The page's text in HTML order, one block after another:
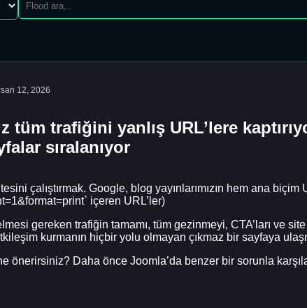
12, 2026
tüm trafiğini yanlış URL’lere
sıralanıyor
çalıştırmak. Google, blog yayınlarımızın hem ana
içeren URL’ler)
gereken trafiğin tamamı, tüm gezinmeyi, CTA’ları ve
kurmanın hiçbir yolu olmayan çıkmaz bir sayfaya
önerirsiniz? Daha önce Joomla’da benzer bir sorunla